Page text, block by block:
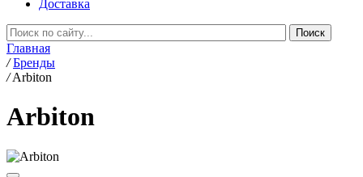
Доставка
Главная
/ Бренды
/ Arbiton
Arbiton